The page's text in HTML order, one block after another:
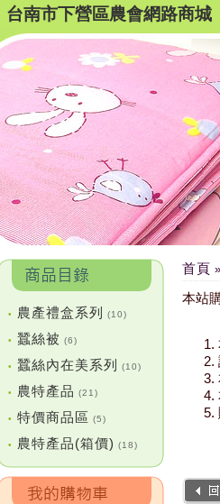
台南市下營區農會網路商城
• 農產禮盒系列 (10)
• 蠶絲被 (6)
• 蠶絲內在美系列 (10)
• 農特產品 (21)
• 特價商品區 (5)
• 農特產品(箱價) (18)
首頁 »
本站